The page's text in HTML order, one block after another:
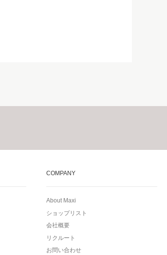
COMPANY
About Maxi
ショップリスト
会社概要
リクルート
お問い合わせ